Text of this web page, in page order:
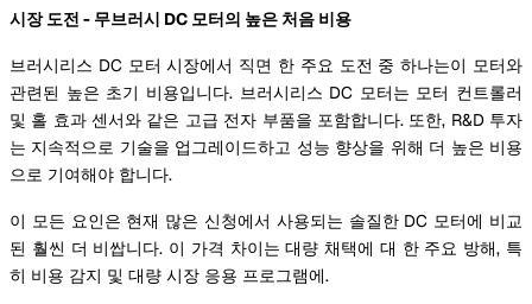
시장 도전 - 무브러시 DC 모터의 높은 처음 비용
브러시리스 DC 모터 시장에서 직면 한 주요 도전 중 하나는이 모터와
관련된 높은 초기 비용입니다. 브러시리스 DC 모터는 모터 컨트롤러
및 홀 효과 센서와 같은 고급 전자 부품을 포함합니다. 또한, R&D 투자
는 지속적으로 기술을 업그레이드하고 성능 향상을 위해 더 높은 비용
으로 기여해야 합니다.
이 모든 요인은 현재 많은 신청에서 사용되는 솔질한 DC 모터에 비교
된 훨씬 더 비쌉니다. 이 가격 차이는 대량 채택에 대 한 주요 방해, 특
히 비용 감지 및 대량 시장 응용 프로그램에.